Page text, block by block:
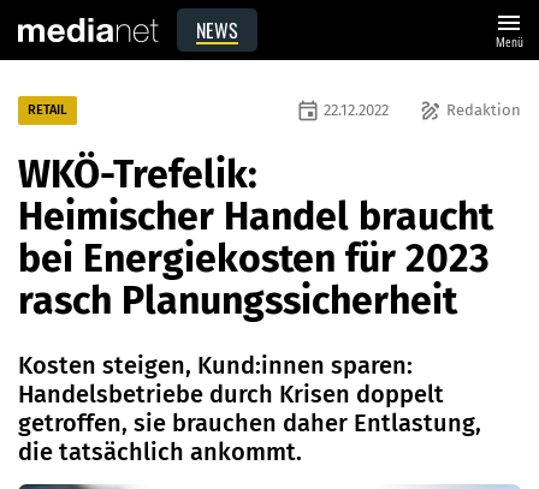
NEWS menu
Menü
RETAIL draw Redaktion
event 22.12.2022
WKÖ-Trefelik:
Heimischer Handel braucht
bei Energiekosten für 2023
rasch Planungssicherheit
Kosten steigen, Kund:innen sparen:
Handelsbetriebe durch Krisen doppelt
getroffen, sie brauchen daher Entlastung,
die tatsächlich ankommt.